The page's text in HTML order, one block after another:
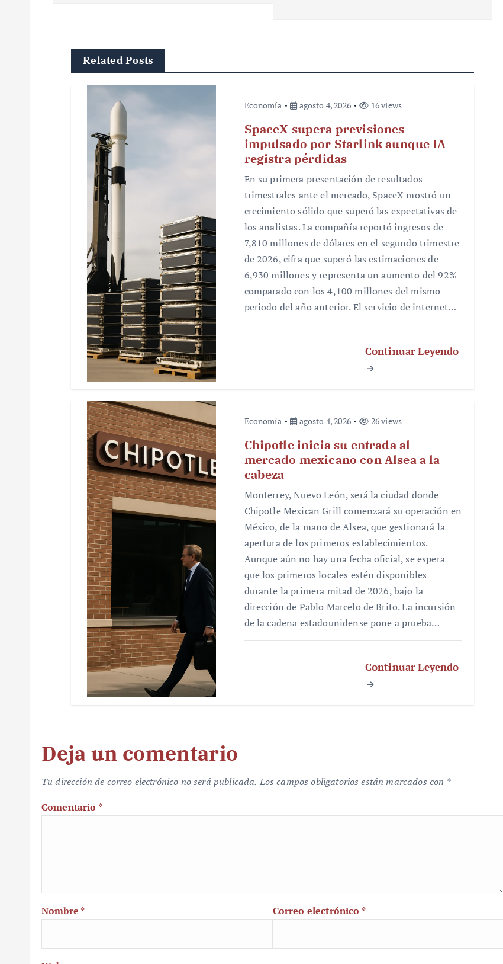
Related Posts
Economía agosto 4, 2026 16 views
SpaceX supera previsiones
impulsado por Starlink aunque IA
registra pérdidas
En su primera presentación de resultados
trimestrales ante el mercado, SpaceX mostró un
crecimiento sólido que superó las expectativas de
los analistas. La compañía reportó ingresos de
7,810 millones de dólares en el segundo trimestre
de 2026, cifra que superó las estimaciones de
6,930 millones y representa un aumento del 92%
comparado con los 4,100 millones del mismo
periodo del año anterior. El servicio de internet…
Continuar Leyendo
Economía agosto 4, 2026 26 views
Chipotle inicia su entrada al
mercado mexicano con Alsea a la
cabeza
Monterrey, Nuevo León, será la ciudad donde
Chipotle Mexican Grill comenzará su operación en
México, de la mano de Alsea, que gestionará la
apertura de los primeros establecimientos.
Aunque aún no hay una fecha oficial, se espera
que los primeros locales estén disponibles
durante la primera mitad de 2026, bajo la
dirección de Pablo Marcelo de Brito. La incursión
de la cadena estadounidense pone a prueba…
Continuar Leyendo
Deja un comentario
Tu dirección de correo electrónico no será publicada. Los campos obligatorios están marcados con *
Comentario *
Nombre * Correo electrónico *